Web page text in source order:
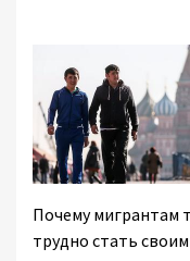
Почему мигрантам
трудно стать